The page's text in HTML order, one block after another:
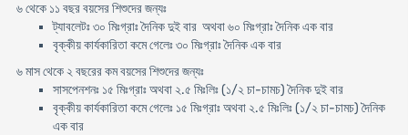
৬ থেকে ১১ বছর বয়সের শিশুদের জন্যঃ
ট্যাবলেটঃ ৩০ মিঃগ্রাঃ দৈনিক দুই বার অথবা ৬০ মিঃগ্রাঃ দৈনিক এক বার
বৃক্কীয় কার্যকারিতা কমে গেলেঃ ৩০ মিঃগ্রাঃ দৈনিক এক বার
৬ মাস থেকে ২ বছরের কম বয়সের শিশুদের জন্যঃ
সাসপেনশনঃ ১৫ মিঃগ্রাঃ অথবা ২.৫ মিঃলিঃ (১/২ চা-চামচ) দৈনিক দুই বার
বৃক্কীয় কার্যকারিতা কমে গেলেঃ ১৫ মিঃগ্রাঃ অথবা ২.৫ মিঃলিঃ (১/২ চা-চামচ) দৈনিক
এক বার